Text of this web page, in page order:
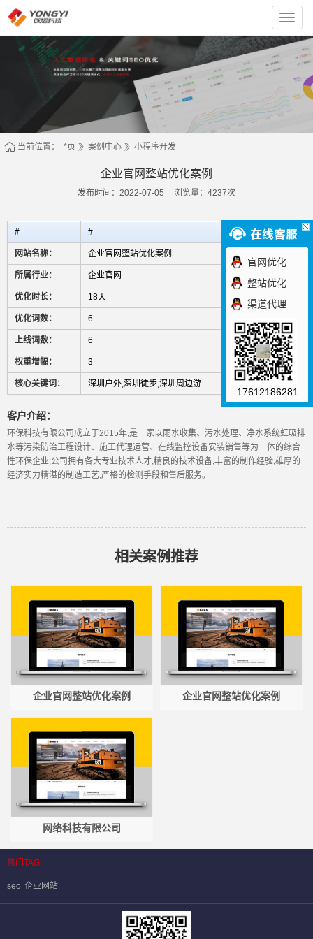
上
海
咏
熠
科
有
限
责
任
当前位置： *页 案例中心 小程序开发
企业官网整站优化案例
发布时间：2022-07-05 浏览量：4237次
# #
网站名称： 企业官网整站优化案例
所属行业： 企业官网
优化时长： 18天
优化词数： 6
上线词数： 6
权重增幅： 3
核心关键词： 深圳户外,深圳徒步,深圳周边游
客户介绍：
环保科技有限公司成立于2015年,是一家以雨水收集、污水处理、净水系统虹吸排
水等污染防治工程设计、施工代理运营、在线监控设备安装销售等为一体的综合
性环保企业;公司拥有各大专业技术人才,精良的技术设备,丰富的制作经验,雄厚的
经济实力精湛的制造工艺,严格的检测手段和售后服务。
相关案例推荐
企业官网整站优化案例 企业官网整站优化案例
网络科技有限公司
热门TAG
seo 企业网站
官网优化
整站优化
渠道代理
17612186281